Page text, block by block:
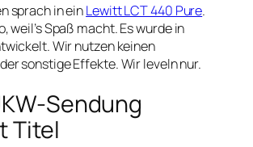
sprach in einLewitt LCT 440 Pure.
weil’s Spaß macht. Es wurde in
Wir nutzen keinen
sonstige Effekte. Wir leveln nur.
Sendung
Titel